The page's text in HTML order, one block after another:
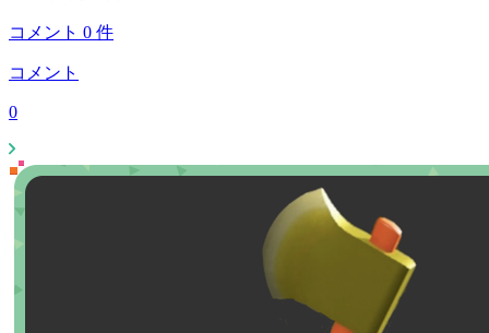
コメント 0 件
コメント
0